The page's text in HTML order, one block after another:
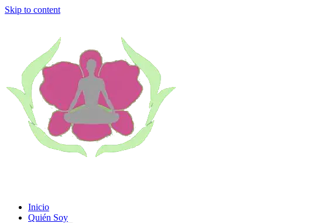
Skip to content
Inicio
Quién Soy